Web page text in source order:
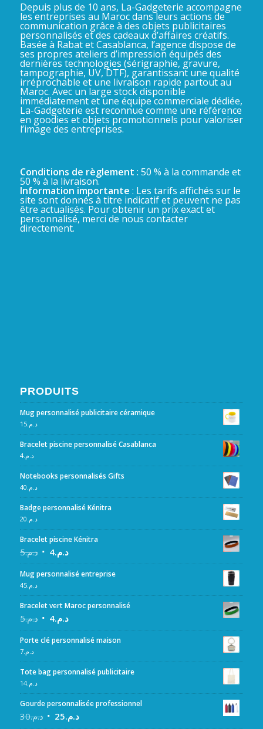
Depuis plus de 10 ans, La-Gadgeterie accompagne
les entreprises au Maroc dans leurs actions de
communication grâce à des objets publicitaires
personnalisés et des cadeaux d’affaires créatifs.
Basée à Rabat et Casablanca, l’agence dispose de
ses propres ateliers d’impression équipés des
dernières technologies (sérigraphie, gravure,
tampographie, UV, DTF), garantissant une qualité
irréprochable et une livraison rapide partout au
Maroc. Avec un large stock disponible
immédiatement et une équipe commerciale dédiée,
La-Gadgeterie est reconnue comme une référence
en goodies et objets promotionnels pour valoriser
l’image des entreprises.
Conditions de règlement : 50 % à la commande et
50 % à la livraison.
Information importante : Les tarifs affichés sur le
site sont donnés à titre indicatif et peuvent ne pas
être actualisés. Pour obtenir un prix exact et
personnalisé, merci de nous contacter
directement.
PRODUITS
Mug personnalisé publicitaire céramique
د.م.15
Bracelet piscine personnalisé Casablanca
د.م.4
Notebooks personnalisés Gifts
د.م. 40
Badge personnalisé Kénitra
د.م. 20
Bracelet piscine Kénitra
د.م.5 د.م.4
Mug personnalisé entreprise
د.م.45
Bracelet vert Maroc personnalisé
د.م.5 د.م.4
Porte clé personnalisé maison
د.م.7
Tote bag personnalisé publicitaire
د.م.14
Gourde personnalisée professionnel
د.م.30 د.م.25